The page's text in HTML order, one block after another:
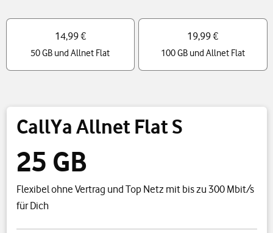
14,99 €
50 GB und Allnet Flat
19,99 €
100 GB und Allnet Flat
CallYa Allnet Flat S
25 GB
Flexibel ohne Vertrag und Top Netz mit bis zu 300 Mbit/s
für Dich